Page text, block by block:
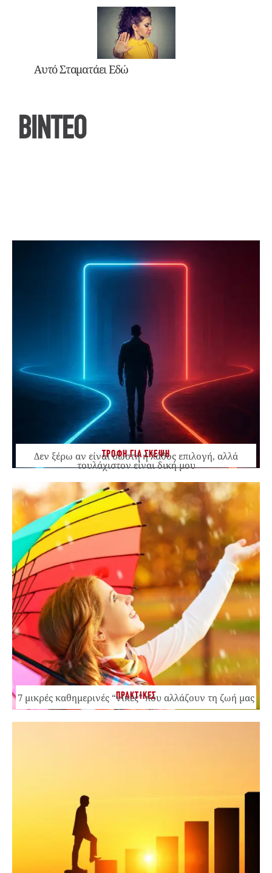
Αυτό Σταματάει Εδώ
ΒΙΝΤΕΟ
ΤΡΟΦΗ ΓΙΑ ΣΚΕΨΗ
Δεν ξέρω αν είναι σωστή ή λάθος επιλογή, αλλά
τουλάχιστον είναι δική μου
ΠΡΑΚΤΙΚΕΣ
7 μικρές καθημερινές “νίκες” που αλλάζουν τη ζωή μας